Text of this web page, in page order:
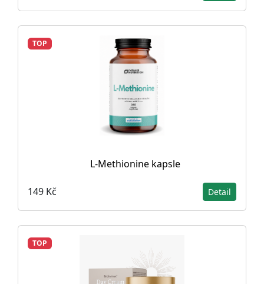
TOP
L-Methionine kapsle
149 Kč Detail
TOP